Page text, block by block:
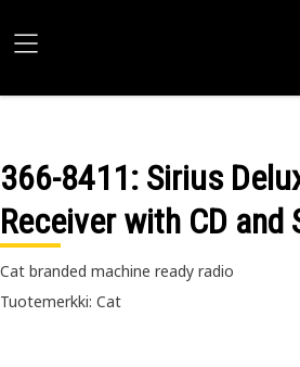
366-8411: Sirius
Receiver with CD and
Cat branded machine ready radio
Tuotemerkki: Cat